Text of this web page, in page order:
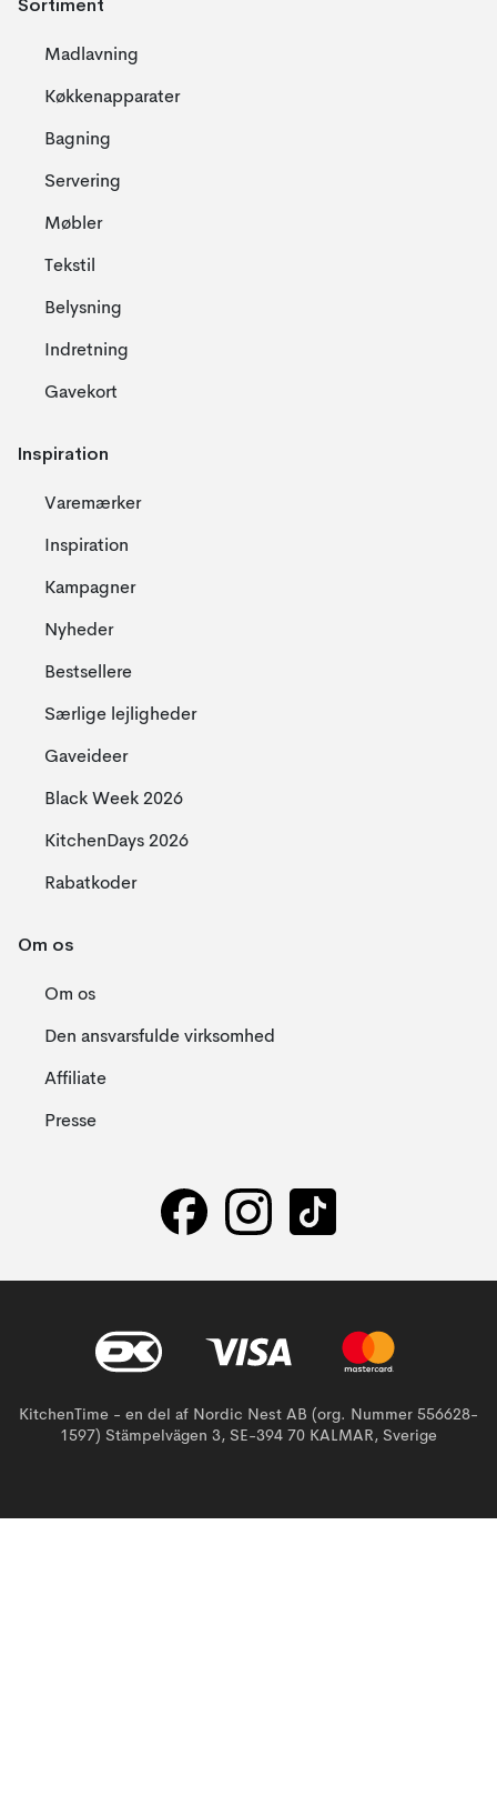
Sortiment
Madlavning
Køkkenapparater
Bagning
Servering
Møbler
Tekstil
Belysning
Indretning
Gavekort
Inspiration
Varemærker
Inspiration
Kampagner
Nyheder
Bestsellere
Særlige lejligheder
Gaveideer
Black Week 2026
KitchenDays 2026
Rabatkoder
Om os
Om os
Den ansvarsfulde virksomhed
Affiliate
Presse
KitchenTime - en del af Nordic Nest AB (org. Nummer 556628-
1597) Stämpelvägen 3, SE-394 70 KALMAR, Sverige